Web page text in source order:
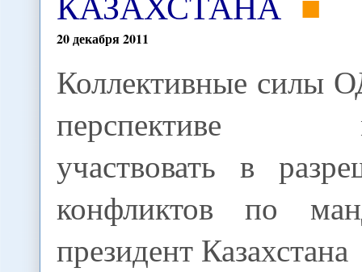
20декабря2011
Коллективные силы
перспективе
участвовать в
конфликтов по
президент Казахстана